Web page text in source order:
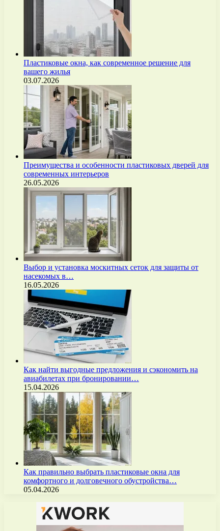
Пластиковые окна, как современное решение для
вашего жилья
03.07.2026
Преимущества и особенности пластиковых дверей для
современных интерьеров
26.05.2026
Выбор и установка москитных сеток для защиты от
насекомых в…
16.05.2026
Как найти выгодные предложения и сэкономить на
авиабилетах при бронировании…
15.04.2026
Как правильно выбрать пластиковые окна для
комфортного и долговечного обустройства…
05.04.2026